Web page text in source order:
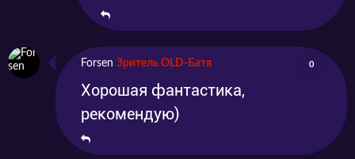
Forsen Зритель OLD-Батя 0
Хорошая фантастика,
рекомендую)